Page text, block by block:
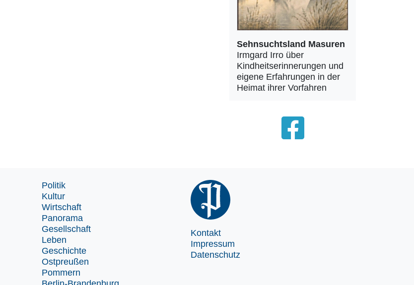
Sehnsuchtsland Masuren
Irmgard Irro über
Kindheitserinnerungen und
eigene Erfahrungen in der
Heimat ihrer Vorfahren
Politik
Kultur
Wirtschaft
Panorama
Gesellschaft
Leben
Geschichte
Ostpreußen
Pommern
Kontakt
Impressum
Datenschutz